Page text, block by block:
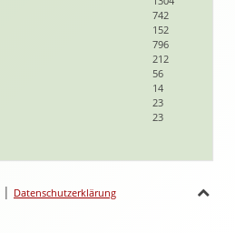
742
152
796
212
56
14
23
23
| Datenschutzerklärung